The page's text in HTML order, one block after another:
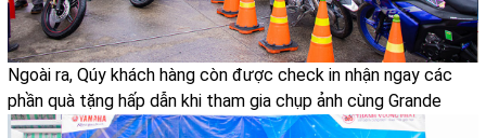
Ngoài ra, Qúy khách hàng còn được check in nhận ngay các
phần quà tặng hấp dẫn khi tham gia chụp ảnh cùng Grande